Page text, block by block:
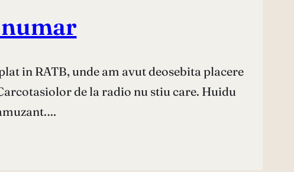
in RATB, unde am avut deosebita placere
de la radio nu stiu care. Huidu